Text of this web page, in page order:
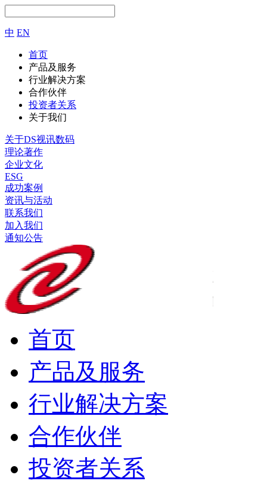
中 EN
首页
产品及服务
行业解决方案
合作伙伴
投资者关系
关于我们
关于DS视讯数码
理论著作
企业文化
ESG
成功案例
资讯与活动
联系我们
加入我们
通知公告
首页
产品及服务
行业解决方案
合作伙伴
投资者关系